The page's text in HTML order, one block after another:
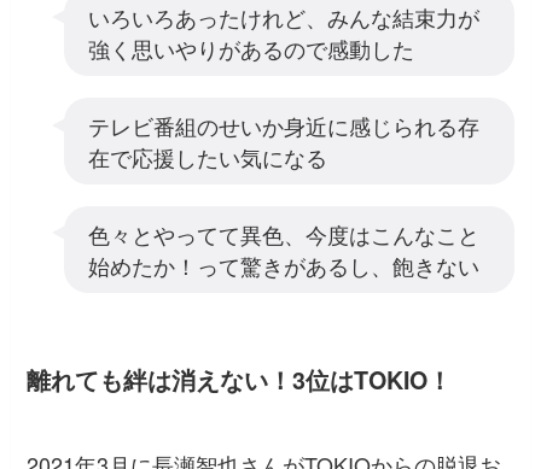
いろいろあったけれど、みんな結束力が
強く思いやりがあるので感動した
テレビ番組のせいか身近に感じられる存
在で応援したい気になる
色々とやってて異色、今度はこんなこと
始めたか！って驚きがあるし、飽きない
離れても絆は消えない！3位はTOKIO！